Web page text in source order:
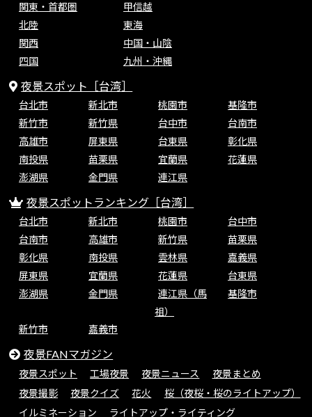
関東・首都圏
甲信越
北陸
東海
関西
中国・山陰
四国
九州・沖縄
夜景スポット［台湾］
台北市 新北市 桃園市
基隆市
新竹市
新竹県 台中市
台南市
高雄市
屏東県 台東県
彰化県
南投県
苗栗県 宜蘭県
花蓮県
澎湖県
金門県 連江県
夜景スポットランキング［台湾］
台北市 新北市 桃園市
台中市
台南市
高雄市 新竹県
苗栗県
彰化県
南投県 雲林県
嘉義県
屏東県
宜蘭県 花蓮県
台東県
澎湖県
金門県
連江県（馬
祖）
基隆市
新竹市 嘉義市
夜景FANマガジン
夜景スポット 工場夜景 夜景ニュース
夜景まとめ
夜景撮影
夜景クイズ 花火
桜（夜桜・桜のライトアップ）
イルミネーション
ライトアップ・ライティング